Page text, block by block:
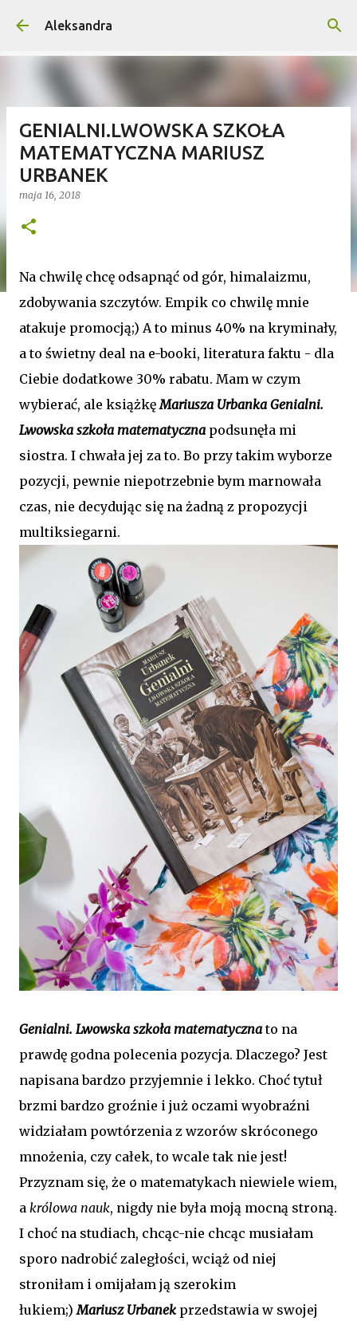
Przejdź do głównej zawartości
Aleksandra
GENIALNI.LWOWSKA SZKOŁA
MATEMATYCZNA MARIUSZ
URBANEK
maja 16, 2018
Na chwilę chcę odsapnąć od gór, himalaizmu,
zdobywania szczytów. Empik co chwilę mnie
atakuje promocją;) A to minus 40% na kryminały,
a to świetny deal na e-booki, literatura faktu - dla
Ciebie dodatkowe 30% rabatu. Mam w czym
wybierać, ale książkęMariusza Urbanka Genialni.
Lwowska szkoła matematyczna podsunęła mi
siostra. I chwała jej za to. Bo przy takim wyborze
pozycji, pewnie niepotrzebnie bym marnowała
czas, nie decydując się na żadną z propozycji
multiksiegarni.
Genialni. Lwowska szkoła matematycznato na
prawdę godna polecenia pozycja. Dlaczego? Jest
napisana bardzo przyjemnie i lekko. Choć tytuł
brzmi bardzo groźnie i już oczami wyobraźni
widziałam powtórzenia z wzorów skróconego
mnożenia, czy całek, to wcale tak nie jest!
Przyznam się, że o matematykach niewiele wiem,
a królowa nauk, nigdy nie była moją mocną stroną.
I choć na studiach, chcąc-nie chcąc musiałam
sporo nadrobić zaległości, wciąż od niej
stroniłam i omijałam ją szerokim
łukiem;)Mariusz Urbanek przedstawia w swojej